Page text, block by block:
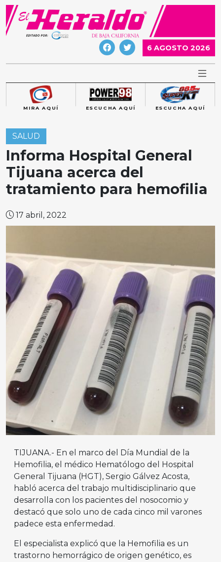
Skip
content
6 AGOSTO 2026
MIRA AQUÍ ESCUCHA AQUÍ ESCUCHA AQUÍ
SALUD
Informa Hospital General
Tijuana acerca del
tratamiento para hemofilia
17 abril, 2022
TIJUANA.- En el marco del Día Mundial de la
Hemofilia, el médico Hematólogo del Hospital
General Tijuana (HGT), Sergio Gálvez Acosta,
habló acerca del trabajo multidisciplinario que
desarrolla con los pacientes del nosocomio y
destacó que solo uno de cada cinco mil varones
padece esta enfermedad.
El especialista explicó que la Hemofilia es un
trastorno hemorrágico de origen genético, es